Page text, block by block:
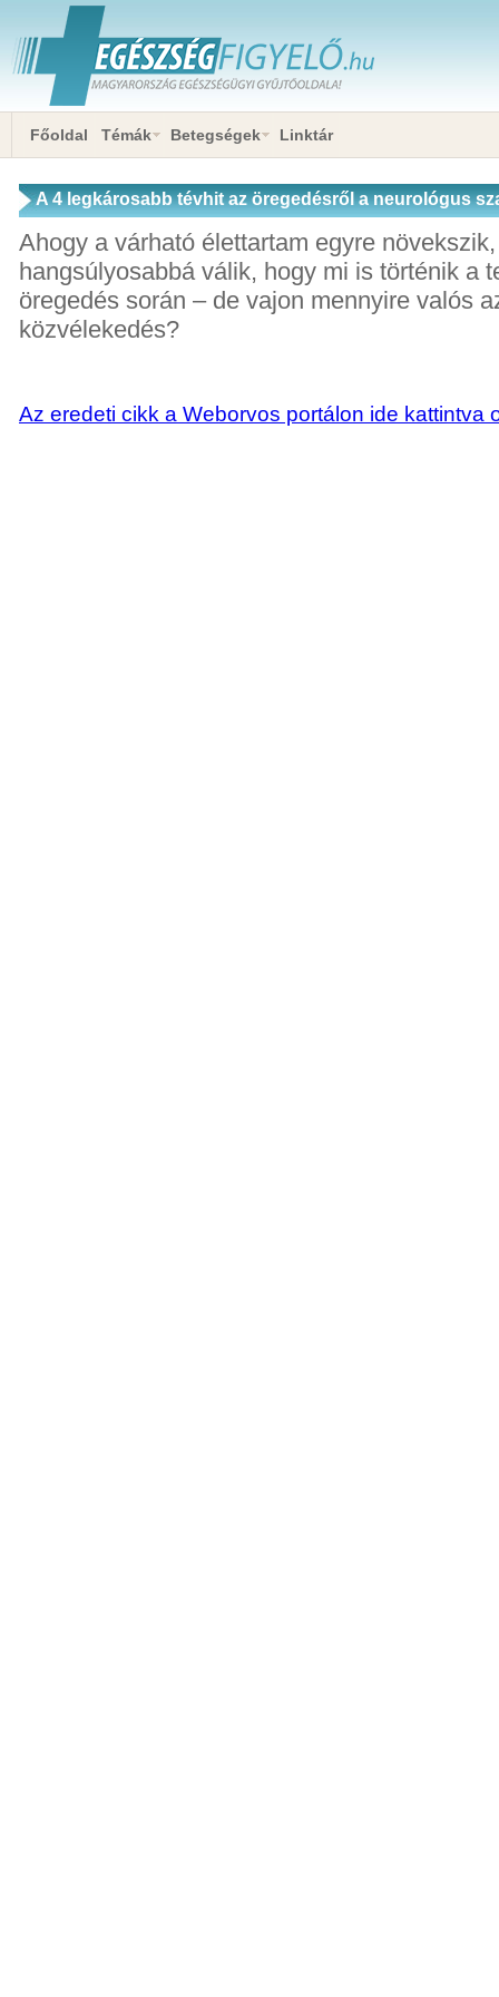
Főoldal Témák Betegségek Linktár
A 4 legkárosabb tévhit az öregedésről a neurológus
Ahogy a várható élettartam egyre
hangsúlyosabbá válik, hogy mi is történik a
öregedés során – de vajon mennyire valós
közvélekedés?
Az eredeti cikk a Weborvos portálon ide kattintva